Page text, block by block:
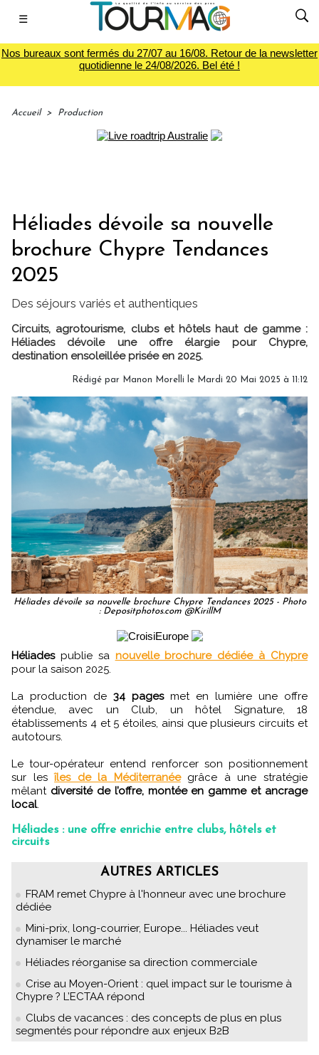
☰
Nos bureaux sont fermés du 27/07 au 16/08. Retour de la newsletter
quotidienne le 24/08/2026. Bel été !
Accueil > Production
Héliades dévoile sa nouvelle
brochure Chypre Tendances
2025
Des séjours variés et authentiques
Circuits, agrotourisme, clubs et hôtels haut de gamme :
Héliades dévoile une offre élargie pour Chypre,
destination ensoleillée prisée en 2025.
Rédigé par Manon Morelli le Mardi 20 Mai 2025 à 11:12
Héliades dévoile sa nouvelle brochure Chypre Tendances 2025 - Photo
: Depositphotos.com @KirillM
Héliades publie sa nouvelle brochure dédiée à Chypre
pour la saison 2025.
La production de 34 pagesmet en lumière une offre
étendue, avec un Club, un hôtel Signature, 18
établissements 4 et 5 étoiles, ainsi que plusieurs circuits et
autotours.
Le tour-opérateur entend renforcer son positionnement
sur lesîles de la Méditerranéegrâce à une stratégie
mêlant diversité de l’offre, montée en gamme et ancrage
local.
Héliades : une offre enrichie entre clubs, hôtels et
circuits
AUTRES ARTICLES
FRAM remet Chypre à l'honneur avec une brochure
dédiée
Mini-prix, long-courrier, Europe... Héliades veut
dynamiser le marché
Héliades réorganise sa direction commerciale
Crise au Moyen-Orient : quel impact sur le tourisme à
Chypre ? L’ECTAA répond
Clubs de vacances : des concepts de plus en plus
segmentés pour répondre aux enjeux B2B